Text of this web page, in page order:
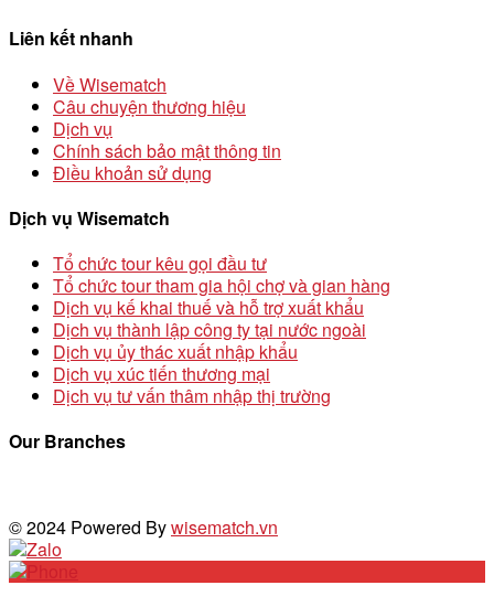
Liên kết nhanh
Về Wisematch
Câu chuyện thương hiệu
Dịch vụ
Chính sách bảo mật thông tin
Điều khoản sử dụng
Dịch vụ Wisematch
Tổ chức tour kêu gọi đầu tư
Tổ chức tour tham gia hội chợ và gian hàng
Dịch vụ kế khai thuế và hỗ trợ xuất khẩu
Dịch vụ thành lập công ty tại nước ngoài
Dịch vụ ủy thác xuất nhập khẩu
Dịch vụ xúc tiến thương mại
Dịch vụ tư vấn thâm nhập thị trường
Our Branches
© 2024 Powered Bywisematch.vn